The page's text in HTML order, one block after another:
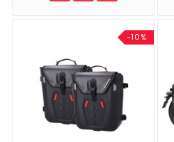
-10%